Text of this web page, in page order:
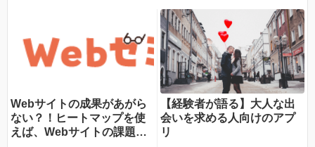
Webサイトの成果があがら
ない？！ヒートマップを使
えば、Webサイトの課題が
【経験者が語る】大人な出
会いを求める人向けのアプ
リ